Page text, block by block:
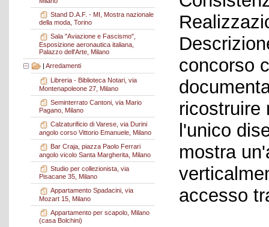
Stand D.A.F. - MI, Mostra nazionale
della moda, Torino
Sala "Aviazione e Fascismo",
Esposizione aeronautica italiana,
Palazzo dell'Arte, Milano
| Arredamenti
Libreria - Biblioteca Notari, via
Montenapoleone 27, Milano
Seminterrato Cantoni, via Mario
Pagano, Milano
Calzaturificio di Varese, via Durini
angolo corso Vittorio Emanuele, Milano
Bar Craja, piazza Paolo Ferrari
angolo vicolo Santa Margherita, Milano
Studio per collezionista, via
Pisacane 35, Milano
Appartamento Spadacini, via
Mozart 15, Milano
Appartamento per scapolo, Milano
(casa Bolchini)
concorso
ricostruire
l'unico
mostra
accesso